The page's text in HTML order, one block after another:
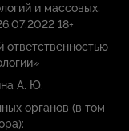
и массовых,
18+
ответственностью
А. Ю.
органов (в том